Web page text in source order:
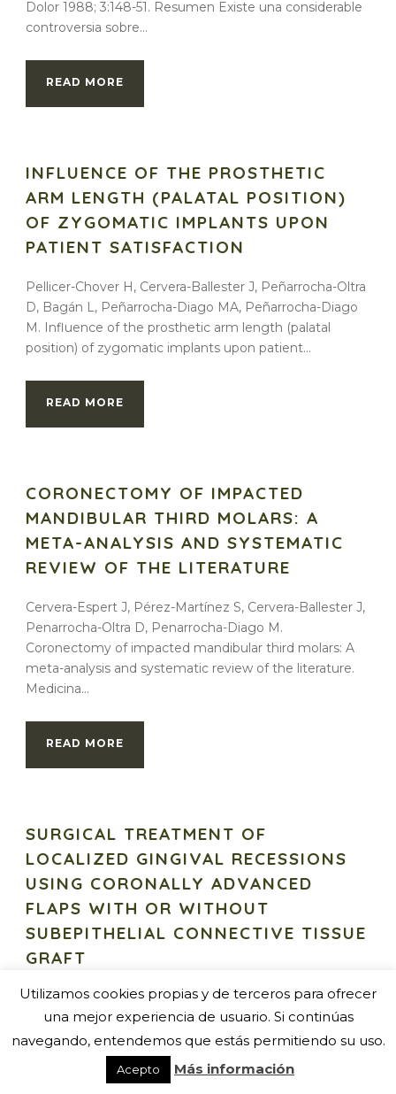
Dolor 1988; 3:148-51. Resumen Existe una considerable
controversia sobre...
READ MORE
INFLUENCE OF THE PROSTHETIC
ARM LENGTH (PALATAL POSITION)
OF ZYGOMATIC IMPLANTS UPON
PATIENT SATISFACTION
Pellicer-Chover H, Cervera-Ballester J, Peñarrocha-Oltra
D, Bagán L, Peñarrocha-Diago MA, Peñarrocha-Diago
M. Influence of the prosthetic arm length (palatal
position) of zygomatic implants upon patient...
READ MORE
CORONECTOMY OF IMPACTED
MANDIBULAR THIRD MOLARS: A
META-ANALYSIS AND SYSTEMATIC
REVIEW OF THE LITERATURE
Cervera-Espert J, Pérez-Martínez S, Cervera-Ballester J,
Penarrocha-Oltra D, Penarrocha-Diago M.
Coronectomy of impacted mandibular third molars: A
meta-analysis and systematic review of the literature.
Medicina...
READ MORE
SURGICAL TREATMENT OF
LOCALIZED GINGIVAL RECESSIONS
USING CORONALLY ADVANCED
FLAPS WITH OR WITHOUT
SUBEPITHELIAL CONNECTIVE TISSUE
GRAFT
Bellver-Fernández R, Martínez-Rodriguez A-M, Gioia-
Palavecino C, Caffesse R-G, Peñarrocha M. Surgical
treatment of localized gingival recessions using
coronally advanced flaps with or without subepithelial
Utilizamos cookies propias y de terceros para ofrecer
una mejor experiencia de usuario. Si continúas
navegando, entendemos que estás permitiendo su uso.
Acepto Más información